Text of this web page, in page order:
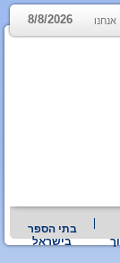
אנחנו 8/8/2026
בתי הספר
בישראל